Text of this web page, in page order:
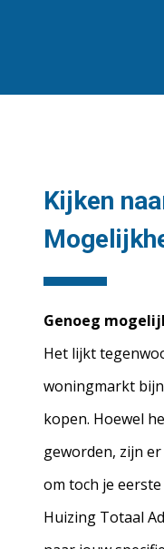
Kijken
Genoeg
Het lijkt
woningmarkt
kopen. Hoewel
geworden, zijn
om toch je
Huizing Totaal